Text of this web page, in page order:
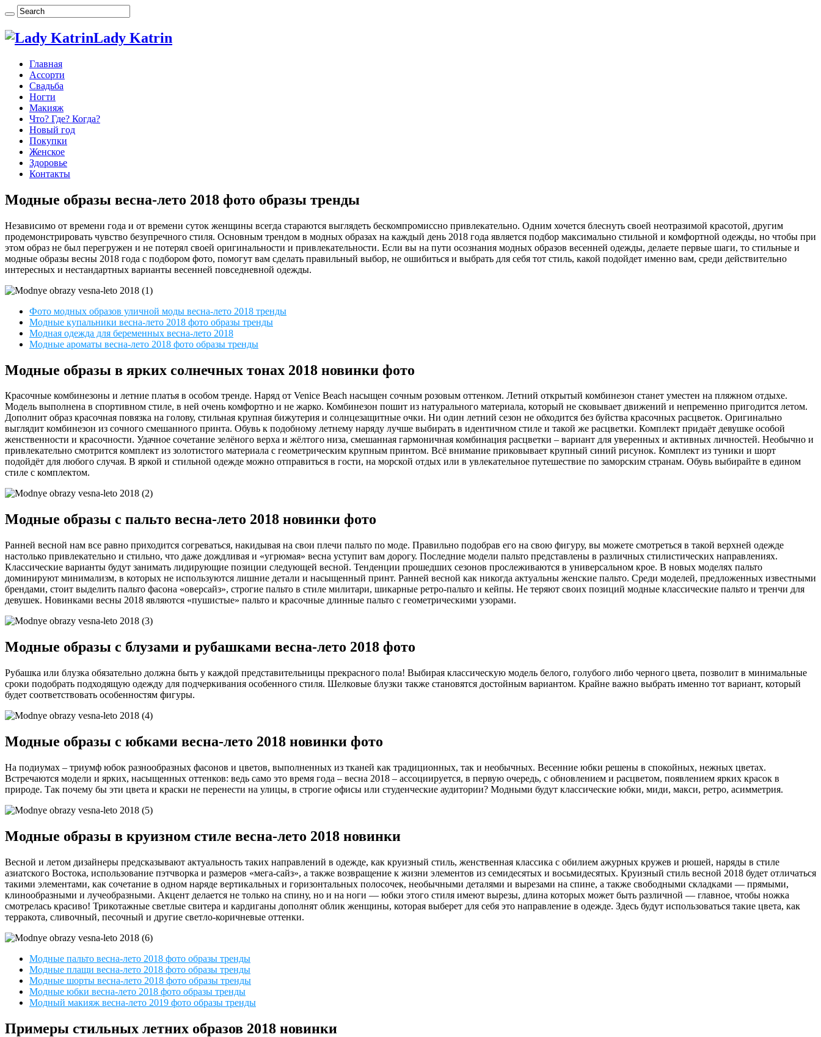
Lady Katrin
Главная
Ассорти
Свадьба
Ногти
Макияж
Что? Где? Когда?
Новый год
Покупки
Женское
Здоровье
Контакты
Модные образы весна-лето 2018 фото образы тренды
Независимо от времени года и от времени суток женщины всегда стараются выглядеть бескомпромиссно привлекательно. Одним хочется блеснуть своей неотразимой красотой, другим
продемонстрировать чувство безупречного стиля. Основным трендом в модных образах на каждый день 2018 года является подбор максимально стильной и комфортной одежды, но чтобы при
этом образ не был перегружен и не потерял своей оригинальности и привлекательности. Если вы на пути осознания модных образов весенней одежды, делаете первые шаги, то стильные и
модные образы весны 2018 года с подбором фото, помогут вам сделать правильный выбор, не ошибиться и выбрать для себя тот стиль, какой подойдет именно вам, среди действительно
интересных и нестандартных варианты весенней повседневной одежды.
Фото модных образов уличной моды весна-лето 2018 тренды
Модные купальники весна-лето 2018 фото образы тренды
Модная одежда для беременных весна-лето 2018
Модные ароматы весна-лето 2018 фото образы тренды
Модные образы в ярких солнечных тонах 2018 новинки фото
Красочные комбинезоны и летние платья в особом тренде. Наряд от Venice Beach насыщен сочным розовым оттенком. Летний открытый комбинезон станет уместен на пляжном отдыхе.
Модель выполнена в спортивном стиле, в ней очень комфортно и не жарко. Комбинезон пошит из натурального материала, который не сковывает движений и непременно пригодится летом.
Дополнит образ красочная повязка на голову, стильная крупная бижутерия и солнцезащитные очки. Ни один летний сезон не обходится без буйства красочных расцветок. Оригинально
выглядит комбинезон из сочного смешанного принта. Обувь к подобному летнему наряду лучше выбирать в идентичном стиле и такой же расцветки. Комплект придаёт девушке особой
женственности и красочности. Удачное сочетание зелёного верха и жёлтого низа, смешанная гармоничная комбинация расцветки – вариант для уверенных и активных личностей. Необычно и
привлекательно смотрится комплект из золотистого материала с геометрическим крупным принтом. Всё внимание приковывает крупный синий рисунок. Комплект из туники и шорт
подойдёт для любого случая. В яркой и стильной одежде можно отправиться в гости, на морской отдых или в увлекательное путешествие по заморским странам. Обувь выбирайте в едином
стиле с комплектом.
Модные образы с пальто весна-лето 2018 новинки фото
Ранней весной нам все равно приходится согреваться, накидывая на свои плечи пальто по моде. Правильно подобрав его на свою фигуру, вы можете смотреться в такой верхней одежде
настолько привлекательно и стильно, что даже дождливая и «угрюмая» весна уступит вам дорогу. Последние модели пальто представлены в различных стилистических направлениях.
Классические варианты будут занимать лидирующие позиции следующей весной. Тенденции прошедших сезонов прослеживаются в универсальном крое. В новых моделях пальто
доминируют минимализм, в которых не используются лишние детали и насыщенный принт. Ранней весной как никогда актуальны женские пальто. Среди моделей, предложенных известными
брендами, стоит выделить пальто фасона «оверсайз», строгие пальто в стиле милитари, шикарные ретро-пальто и кейпы. Не теряют своих позиций модные классические пальто и тренчи для
девушек. Новинками весны 2018 являются «пушистые» пальто и красочные длинные пальто с геометрическими узорами.
Модные образы с блузами и рубашками весна-лето 2018 фото
Рубашка или блузка обязательно должна быть у каждой представительницы прекрасного пола! Выбирая классическую модель белого, голубого либо черного цвета, позволит в минимальные
сроки подобрать подходящую одежду для подчеркивания особенного стиля. Шелковые блузки также становятся достойным вариантом. Крайне важно выбрать именно тот вариант, который
будет соответствовать особенностям фигуры.
Модные образы с юбками весна-лето 2018 новинки фото
На подиумах – триумф юбок разнообразных фасонов и цветов, выполненных из тканей как традиционных, так и необычных. Весенние юбки решены в спокойных, нежных цветах.
Встречаются модели и ярких, насыщенных оттенков: ведь само это время года – весна 2018 – ассоциируется, в первую очередь, с обновлением и расцветом, появлением ярких красок в
природе. Так почему бы эти цвета и краски не перенести на улицы, в строгие офисы или студенческие аудитории? Модными будут классические юбки, миди, макси, ретро, асимметрия.
Модные образы в круизном стиле весна-лето 2018 новинки
Весной и летом дизайнеры предсказывают актуальность таких направлений в одежде, как круизный стиль, женственная классика с обилием ажурных кружев и рюшей, наряды в стиле
азиатского Востока, использование пэтчворка и размеров «мега-сайз», а также возвращение к жизни элементов из семидесятых и восьмидесятых. Круизный стиль весной 2018 будет отличаться
такими элементами, как сочетание в одном наряде вертикальных и горизонтальных полосочек, необычными деталями и вырезами на спине, а также свободными складками — прямыми,
клинообразными и лучеобразными. Акцент делается не только на спину, но и на ноги — юбки этого стиля имеют вырезы, длина которых может быть различной — главное, чтобы ножка
смотрелась красиво! Трикотажные светлые свитера и кардиганы дополнят облик женщины, которая выберет для себя это направление в одежде. Здесь будут использоваться такие цвета, как
терракота, сливочный, песочный и другие светло-коричневые оттенки.
Модные пальто весна-лето 2018 фото образы тренды
Модные плащи весна-лето 2018 фото образы тренды
Модные шорты весна-лето 2018 фото образы тренды
Модные юбки весна-лето 2018 фото образы тренды
Модный макияж весна-лето 2019 фото образы тренды
Примеры стильных летних образов 2018 новинки